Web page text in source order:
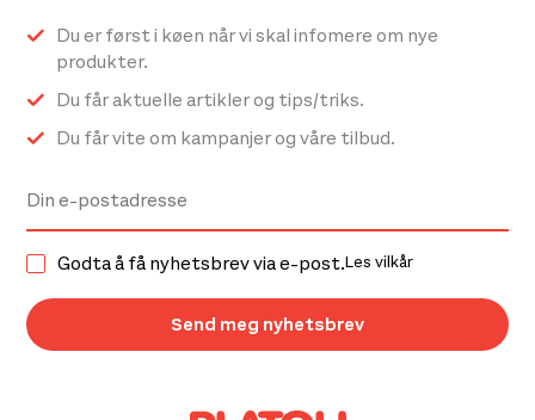
Du er først i køen når vi skal infomere om nye
produkter.
Du får aktuelle artikler og tips/triks.
Du får vite om kampanjer og våre tilbud.
Godta å få nyhetsbrev via e-post.Les vilkår